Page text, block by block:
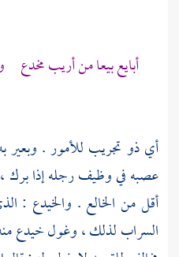
أبايع بيعا من أريب
أي ذو تجريب للأمور .
عصبه في وظيف رجله إذا برك
أقل من الخالع . والخيدع :
السراب لذلك ، وغول خيدع